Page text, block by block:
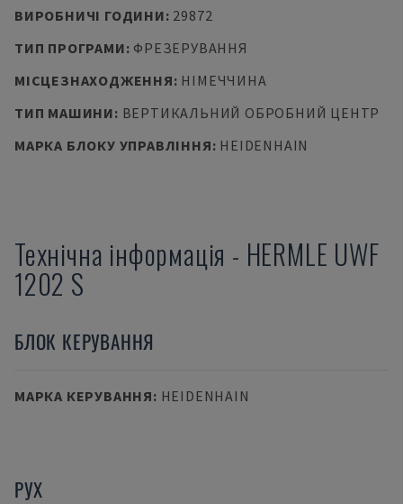
ВИРОБНИЧІ ГОДИНИ: 29872
ТИП ПРОГРАМИ: ФРЕЗЕРУВАННЯ
МІСЦЕЗНАХОДЖЕННЯ: НІМЕЧЧИНА
ТИП МАШИНИ: ВЕРТИКАЛЬНИЙ ОБРОБНИЙ ЦЕНТР
МАРКА БЛОКУ УПРАВЛІННЯ: HEIDENHAIN
Технічна інформація - HERMLE UWF
1202 S
БЛОК КЕРУВАННЯ
МАРКА КЕРУВАННЯ: HEIDENHAIN
РУХ